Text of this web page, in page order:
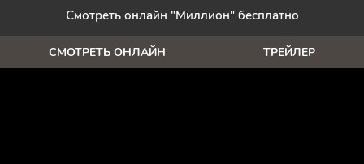
Смотреть онлайн "Миллион" бесплатно
СМОТРЕТЬ ОНЛАЙН ТРЕЙЛЕР